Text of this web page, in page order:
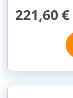
221,60 €